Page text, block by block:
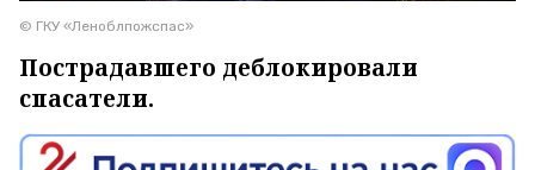
© ГКУ «Леноблпожспас»
Пострадавшего деблокировали
спасатели.